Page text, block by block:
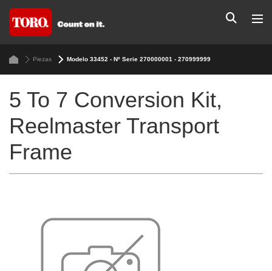
Piezas Modelo 33452 - Nº Serie 270000001 - 270999999
5 To 7 Conversion Kit,
Reelmaster Transport
Frame